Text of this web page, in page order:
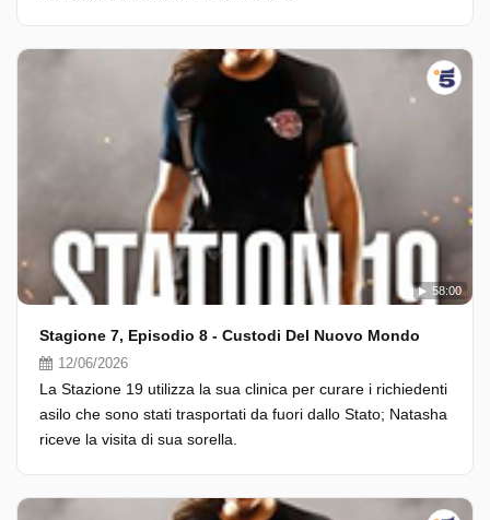
58:00
Stagione 7, Episodio 8 - Custodi Del Nuovo Mondo
12/06/2026
La Stazione 19 utilizza la sua clinica per curare i richiedenti
asilo che sono stati trasportati da fuori dallo Stato; Natasha
riceve la visita di sua sorella.